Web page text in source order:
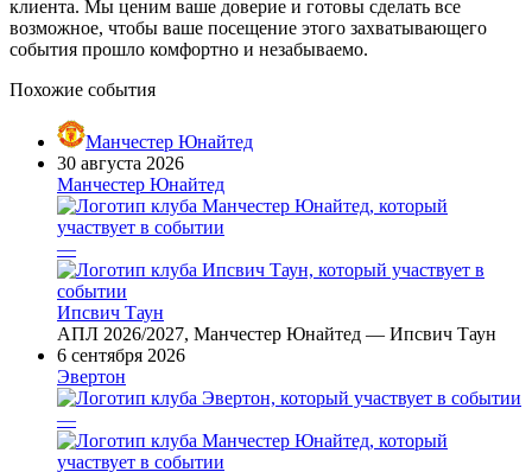
клиента. Мы ценим ваше доверие и готовы сделать все
возможное, чтобы ваше посещение этого захватывающего
события прошло комфортно и незабываемо.
Похожие события
Манчестер Юнайтед
30 августа 2026
Манчестер Юнайтед
—
Ипсвич Таун
АПЛ 2026/2027, Манчестер Юнайтед — Ипсвич Таун
6 сентября 2026
Эвертон
—